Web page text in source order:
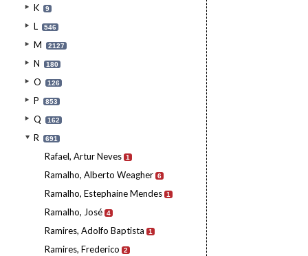
K 9
L 546
M 2127
N 180
O 126
P 853
Q 162
R 691
Rafael, Artur Neves 1
Ramalho, Alberto Weagher 6
Ramalho, Estephaine Mendes 1
Ramalho, José 4
Ramires, Adolfo Baptista 1
Ramires, Frederico 2